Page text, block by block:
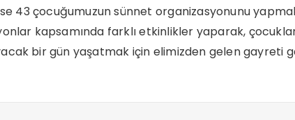
43 çocuğumuzun sünnet organizasyonunu
kapsamında farklı etkinlikler yaparak,
bir gün yaşatmak için elimizden gelen gayreti